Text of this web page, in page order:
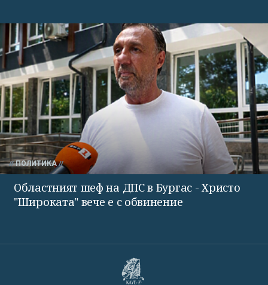
ПОЛИТИКА
Областният шеф на ДПС в Бургас - Христо
"Широката" вече е с обвинение